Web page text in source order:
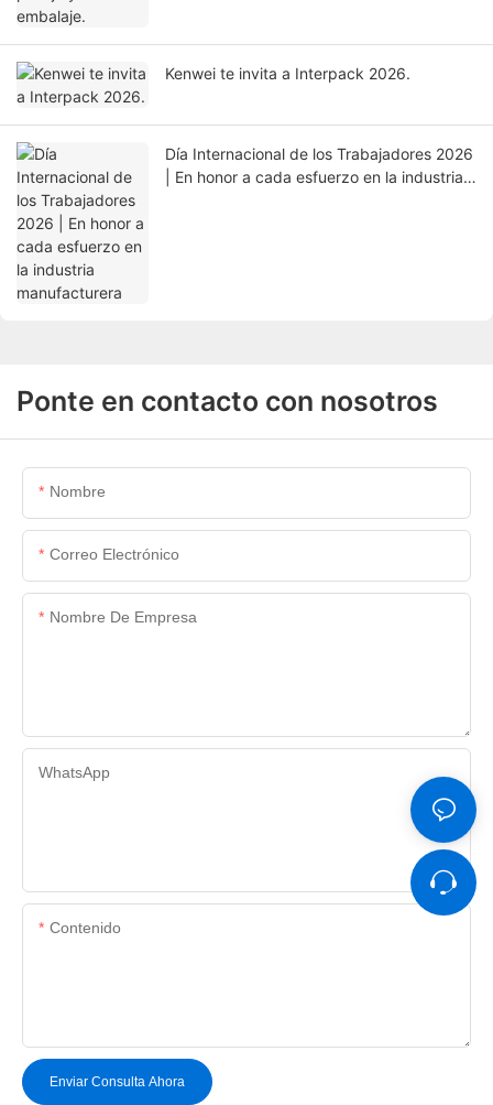
Kenwei te invita a Interpack 2026.
Día Internacional de los Trabajadores 2026
| En honor a cada esfuerzo en la industria
Ponte en contacto con nosotros
Nombre
Correo Electrónico
Nombre De Empresa
WhatsApp
Contenido
Enviar Consulta Ahora